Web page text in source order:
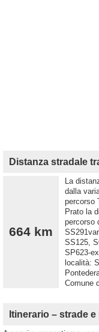
Distanza stradale
664 km
La
dalla
percorso
Prato la
percorso
SS125,
SP623-
località:
Comune
Itinerario – strade